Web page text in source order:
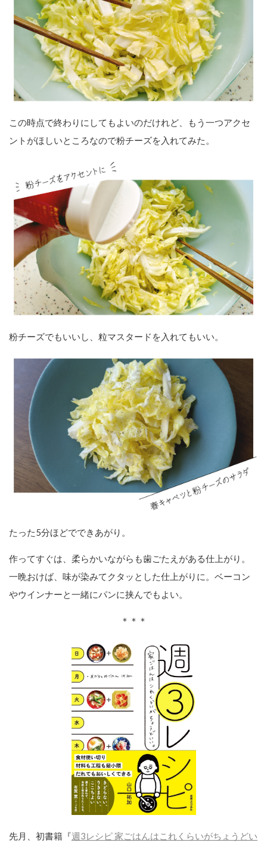
この時点で終わりにしてもよいのだけれど、もう一つアクセ
ントがほしいところなので粉チーズを入れてみた。
粉チーズでもいいし、粒マスタードを入れてもいい。
たった5分ほどでできあがり。
作ってすぐは、柔らかいながらも歯ごたえがある仕上がり。
一晩おけば、味が染みてクタッとした仕上がりに。ベーコン
やウインナーと一緒にパンに挟んでもよい。
＊＊＊
先月、初書籍『週3レシピ 家ごはんはこれくらいがちょうどい